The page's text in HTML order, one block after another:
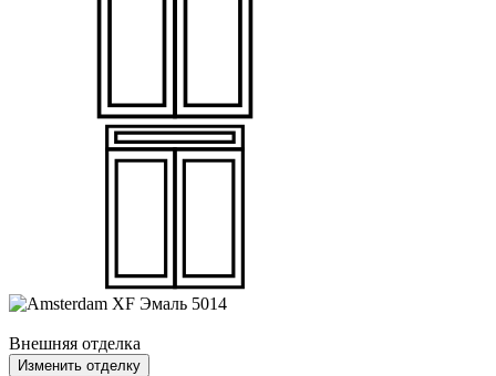
Внешняя отделка
Изменить отделку